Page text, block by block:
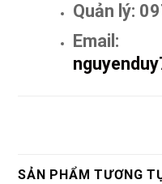
Quản lý:
Email:
SẢN PHẨM TƯƠNG